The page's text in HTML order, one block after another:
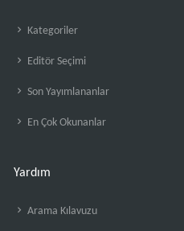
Kategoriler
Editör Seçimi
Son Yayımlananlar
En Çok Okunanlar
Yardım
Arama Kılavuzu